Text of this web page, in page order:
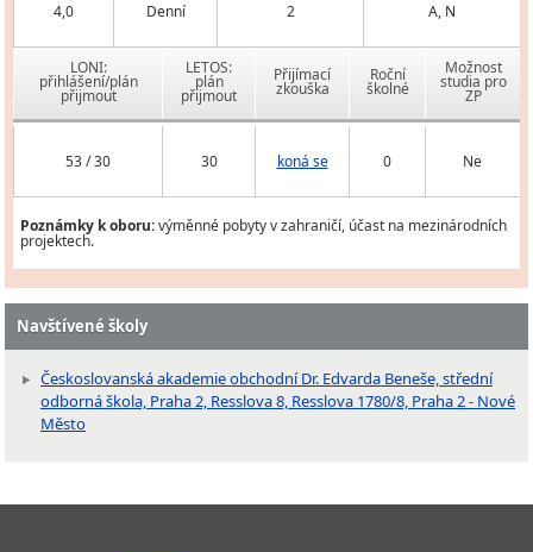
4,0 Denní 2 A, N
LONI:
přihlášení/plán
přijmout
LETOS:
plán
přijmout
Přijímací
zkouška
Roční
školné
Možnost
studia pro
ZP
53 / 30 30 koná se 0 Ne
Poznámky k oboru:výměnné pobyty v zahraničí, účast na mezinárodních
projektech.
Navštívené školy
Českoslovanská akademie obchodní Dr. Edvarda Beneše, střední
odborná škola, Praha 2, Resslova 8, Resslova 1780/8, Praha 2 - Nové
Město